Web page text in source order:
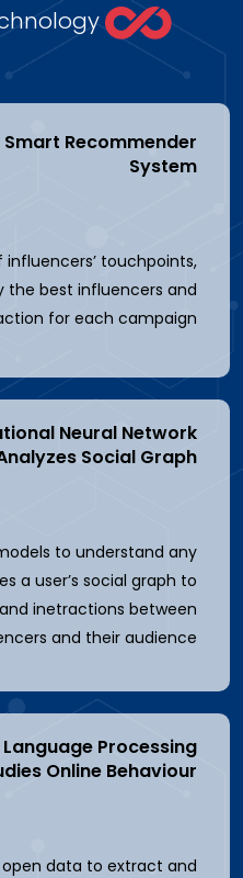
Smart Recommender
System
influencers’ touchpoints,
best influencers and
for each campaign
Neural Network
Social Graph
to understand any
a user’s social graph to
inetractions between
and their audience
Processing
Online Behaviour
open data to extract and